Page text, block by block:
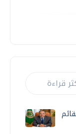
قراءة